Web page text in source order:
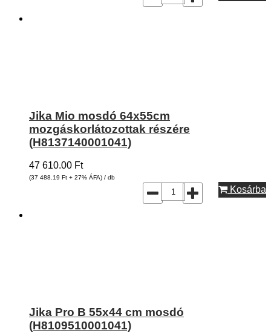
Jika Mio mosdó 64x55cm
mozgáskorlátozottak részére
(H8137140001041)
47 610.00 Ft
(37 488.19 Ft + 27% ÁFA) / db
Kosárba
Jika Pro B 55x44 cm mosdó
(H8109510001041)